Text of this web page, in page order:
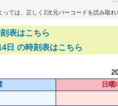
ては、正しく2次元バーコードを読み取れ
表はこちら
日 の時刻表はこちら
日曜